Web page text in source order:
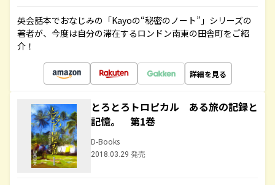
英会話本でおなじみの「Kayoの“秘密のノート”」シリーズの
著者が、今度は自分の滞在するロンドン南東の田舎町をご紹
介！
詳細を見る
とろとろトロピカル ある旅の記録と
記憶。 第1巻
D-Books
2018.03.29 発売